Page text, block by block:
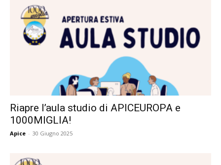
Riapre l’aula studio di APICEUROPA e
1000MIGLIA!
Apice - 30 Giugno 2025